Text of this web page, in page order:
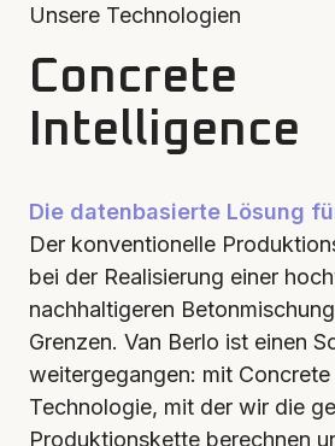
Unsere Technologien
Concrete
Intelligence
Die datenbasierte Lösung
Der konventionelle
bei der Realisierung einer
nachhaltigeren
Grenzen. Van Berlo ist einen
weitergegangen: mit
Technologie, mit der wir die
Produktionskette berechnen